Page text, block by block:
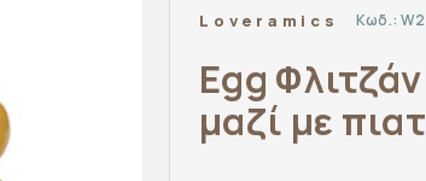
Loveramics Κωδ.:
Egg
μαζί με